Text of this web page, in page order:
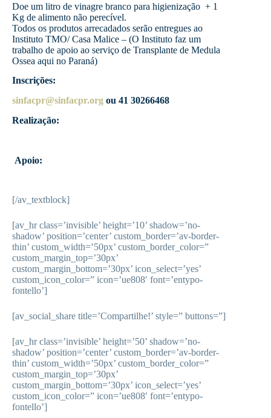
Doe um litro de vinagre branco para higienização + 1
Kg de alimento não perecível.
Todos os produtos arrecadados serão entregues ao
Instituto TMO/ Casa Malice – (O Instituto faz um
trabalho de apoio ao serviço de Transplante de Medula
Ossea aqui no Paraná)
Inscrições:
sinfacpr@sinfacpr.org ou 41 30266468
Realização:
Apoio:
[/av_textblock]
[av_hr class=’invisible’ height=’10’ shadow=’no-
shadow’ position=’center’ custom_border=’av-border-
thin’ custom_width=’50px’ custom_border_color=”
custom_margin_top=’30px’
custom_margin_bottom=’30px’ icon_select=’yes’
custom_icon_color=” icon=’ue808′ font=’entypo-
fontello’]
[av_social_share title=’Compartilhe!’ style=” buttons=”]
[av_hr class=’invisible’ height=’50’ shadow=’no-
shadow’ position=’center’ custom_border=’av-border-
thin’ custom_width=’50px’ custom_border_color=”
custom_margin_top=’30px’
custom_margin_bottom=’30px’ icon_select=’yes’
custom_icon_color=” icon=’ue808′ font=’entypo-
fontello’]